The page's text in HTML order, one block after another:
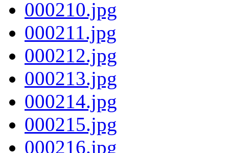
000210.jpg
000211.jpg
000212.jpg
000213.jpg
000214.jpg
000215.jpg
000216.jpg